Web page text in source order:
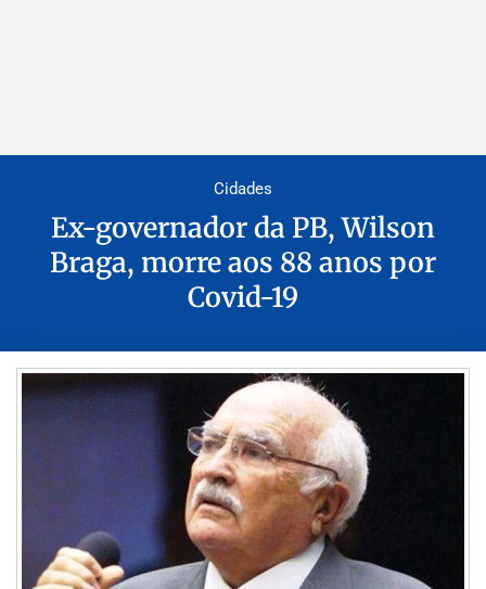
Cidades
Ex-governador da PB, Wilson
Braga, morre aos 88 anos por
Covid-19